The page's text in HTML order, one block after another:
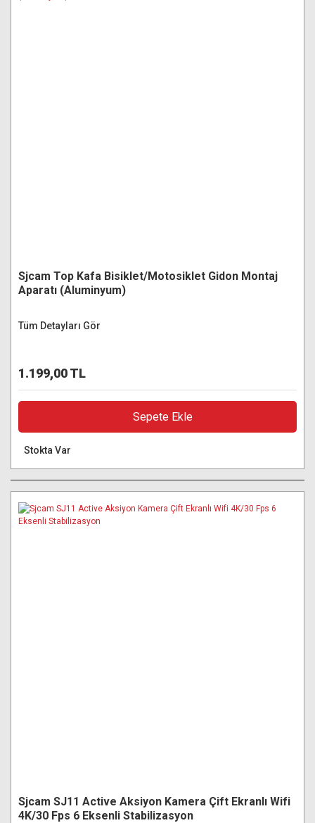
Sjcam Top Kafa Bisiklet/Motosiklet Gidon Montaj
Aparatı (Aluminyum)
Tüm Detayları Gör
1.199,00 TL
Sepete Ekle
Stokta Var
Sjcam SJ11 Active Aksiyon Kamera Çift Ekranlı Wifi
4K/30 Fps 6 Eksenli Stabilizasyon